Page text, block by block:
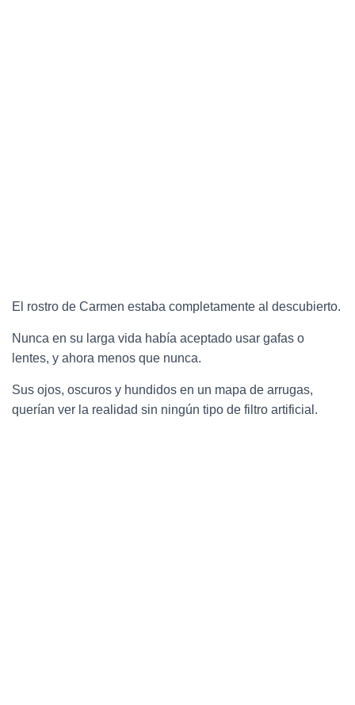
El rostro de Carmen estaba completamente al descubierto.
Nunca en su larga vida había aceptado usar gafas o
lentes, y ahora menos que nunca.
Sus ojos, oscuros y hundidos en un mapa de arrugas,
querían ver la realidad sin ningún tipo de filtro artificial.